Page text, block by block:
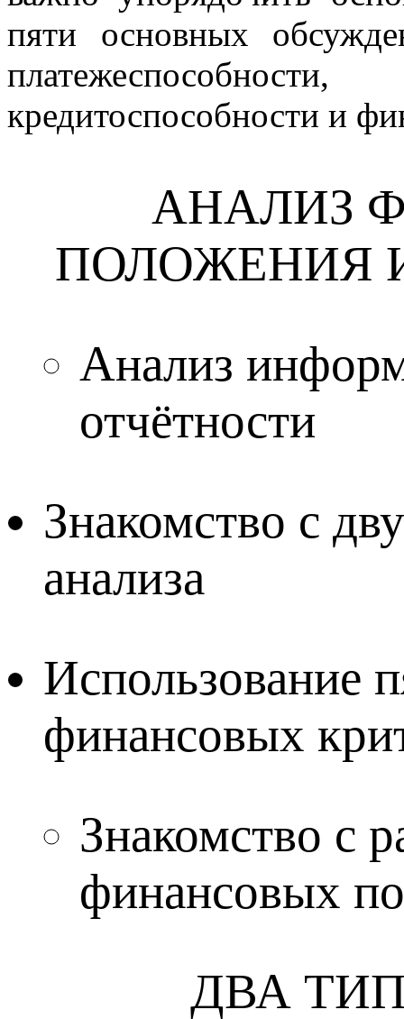
пяти основных
кредитоспособности и
АНАЛИЗ
ПОЛОЖЕНИЯ
Анализ
отчётности
Знакомство с
анализа
Использование
финансовых
Знакомство с
финансовых
ДВА